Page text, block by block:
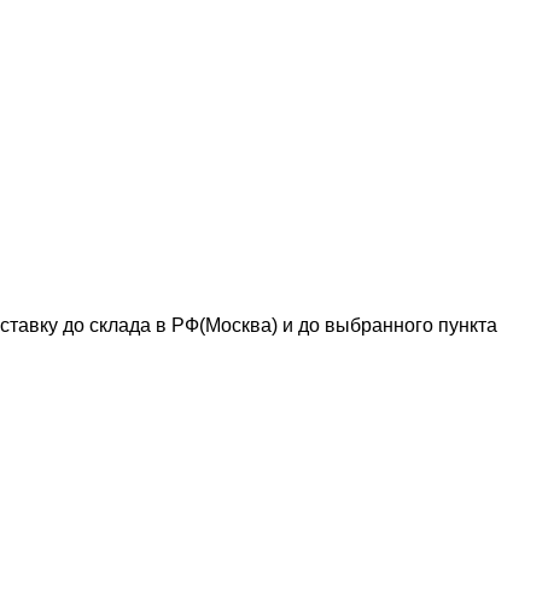
до склада в РФ(Москва) и до выбранного пункта